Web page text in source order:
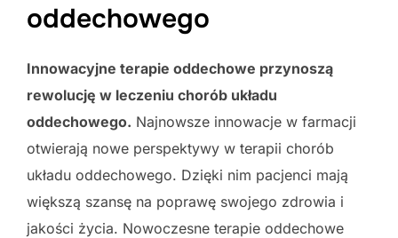
oddechowego
Innowacyjne terapie oddechowe przynoszą
rewolucję w leczeniu chorób układu
oddechowego. Najnowsze innowacje w farmacji
otwierają nowe perspektywy w terapii chorób
układu oddechowego. Dzięki nim pacjenci mają
większą szansę na poprawę swojego zdrowia i
jakości życia. Nowoczesne terapie oddechowe